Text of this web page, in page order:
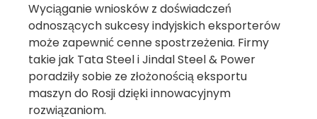
Wyciąganie wniosków z doświadczeń
odnoszących sukcesy indyjskich eksporterów
może zapewnić cenne spostrzeżenia. Firmy
takie jak Tata Steel i Jindal Steel & Power
poradziły sobie ze złożonością eksportu
maszyn do Rosji dzięki innowacyjnym
rozwiązaniom.